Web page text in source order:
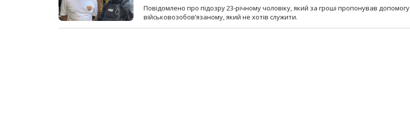
Повідомлено про підозру 23-річному чоловіку, який за гроші пропонував допомогу
військовозобов’язаному, який не хотів служити.